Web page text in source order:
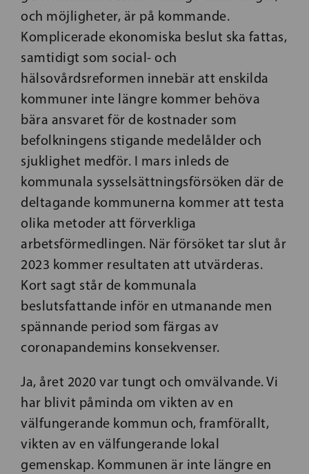
och möjlig­heter, är på kommande.
Komplicerade ekonomiska beslut ska fattas,
samtidigt som social- och
hälsovårdsreformen innebär att enskilda
kommuner inte längre kommer behöva
bära ansvaret för de kostnader som
befolkningens stigande medelålder och
sjuklighet medför. I mars inleds de
kommunala sysselsättningsförsöken där de
del­tagande kommunerna kommer att testa
olika metoder att förverkliga
arbetsförmedlingen. När försöket tar slut år
2023 kommer resultaten att utvärderas.
Kort sagt står de kommunala
beslutsfattande inför en utmanande men
spännande period som färgas av
coronapandemins konsekvenser.
Ja, året 2020 var tungt och omvälvande. Vi
har blivit påminda om vikten av en
välfungerande kommun och, framförallt,
vikten av en välfungerande lokal
gemenskap. Kommunen är inte längre en